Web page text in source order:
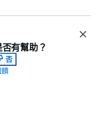
有幫助？
否
饋